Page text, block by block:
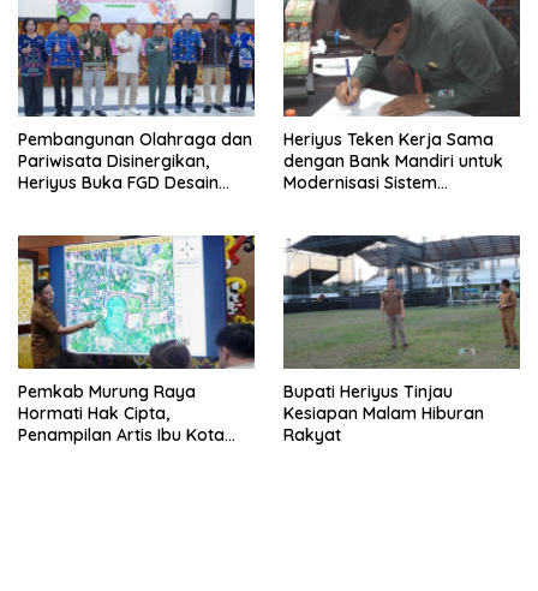
Pembangunan Olahraga dan
Pariwisata Disinergikan,
Heriyus Buka FGD Desain
Heriyus Teken Kerja Sama
dengan Bank Mandiri untuk
Modernisasi Sistem
Pemkab Murung Raya
Hormati Hak Cipta,
Penampilan Artis Ibu Kota
Bupati Heriyus Tinjau
Kesiapan Malam Hiburan
Rakyat